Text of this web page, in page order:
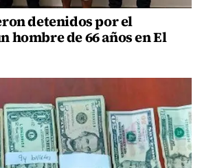
detenidos por el
hombre de 66 años en El